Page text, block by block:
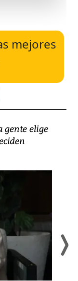
mejores
gente elige